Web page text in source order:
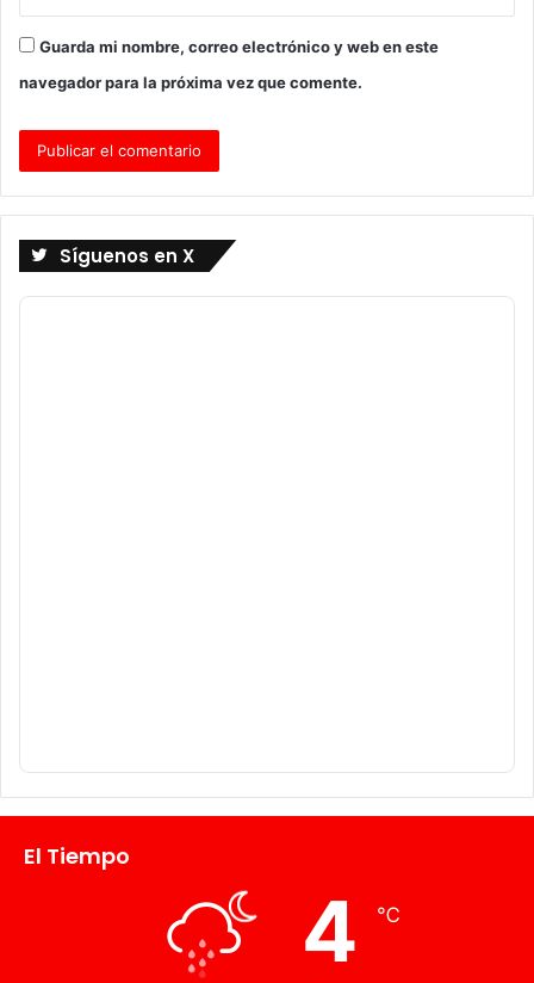
Guarda mi nombre, correo electrónico y web en este
navegador para la próxima vez que comente.
Síguenos en X
El Tiempo
4 ℃